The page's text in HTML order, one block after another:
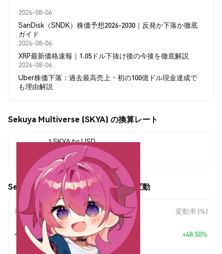
2026-08-06
SanDisk（SNDK）株価予想2026-2030｜反発か下落か徹底
ガイド
2026-08-06
XRP最新価格速報｜1.05ドル下抜け後の今後を徹底解説
2026-08-06
Uber株価下落：過去最高売上・初の100億ドル現金達成で
も理由解説
Sekuya Multiverse (SKYA) の換算レート
1 SKYA to USD
$0.00040924
Sekuya Multiverse (SKYA) の価格変動
期間 金額変動 変動率 (%)
今日 +$0.00013366 +48.50%